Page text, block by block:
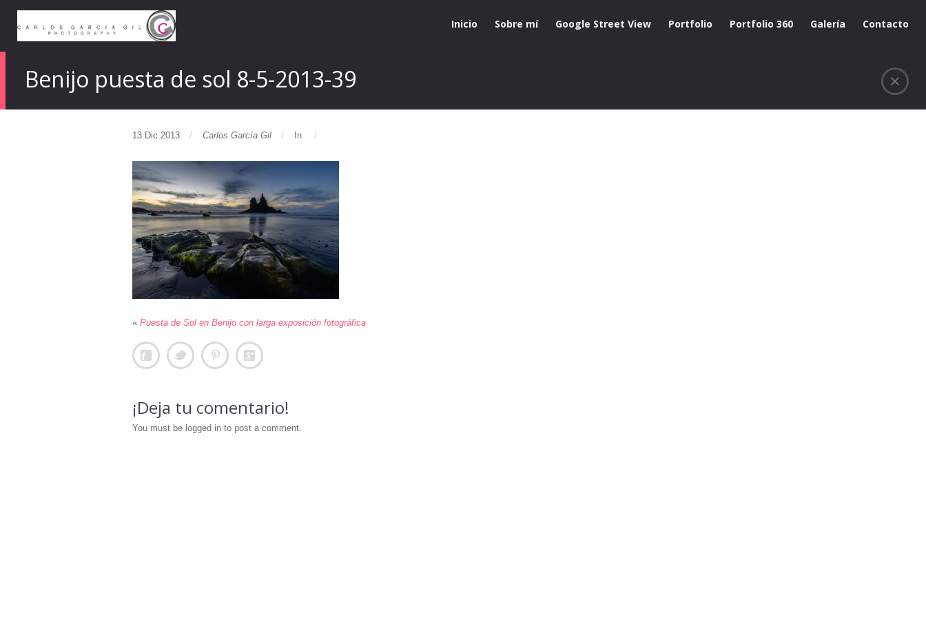
Inicio Sobre mí Google Street View Portfolio Portfolio 360 Galería Contacto
Benijo puesta de sol 8-5-2013-39
13 Dic 2013 Carlos García Gil In
« Puesta de Sol en Benijo con larga exposición fotográfica
¡Deja tu comentario!
You must be logged in to post a comment.